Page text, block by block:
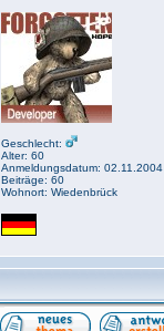
Geschlecht:
Alter: 60
Anmeldungsdatum: 02.11.2004
Beiträge: 60
Wohnort: Wiedenbrück